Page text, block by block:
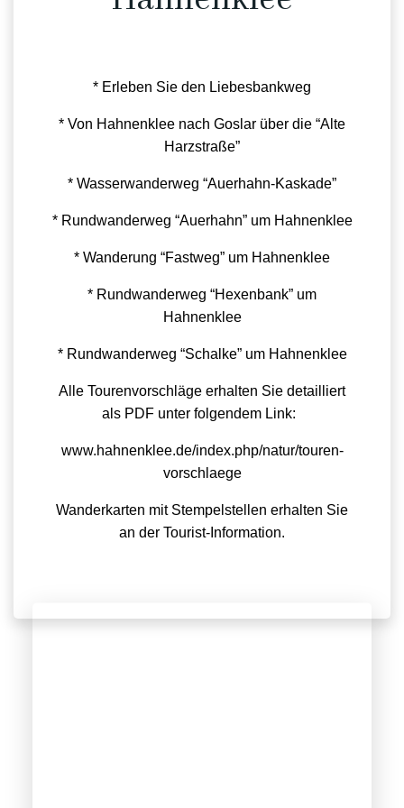
* Erleben Sie den Liebesbankweg
* Von Hahnenklee nach Goslar über die “Alte
Harzstraße”
* Wasserwanderweg “Auerhahn-Kaskade”
* Rundwanderweg “Auerhahn” um Hahnenklee
* Wanderung “Fastweg” um Hahnenklee
* Rundwanderweg “Hexenbank” um
Hahnenklee
* Rundwanderweg “Schalke” um Hahnenklee
Alle Tourenvorschläge erhalten Sie detailliert
als PDF unter folgendem Link:
www.hahnenklee.de/index.php/natur/touren-
vorschlaege
Wanderkarten mit Stempelstellen erhalten Sie
an der Tourist-Information.